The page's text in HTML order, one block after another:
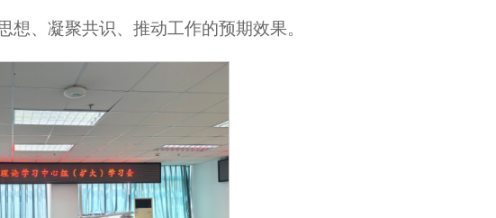
、凝聚共识、推动工作的预期效果。